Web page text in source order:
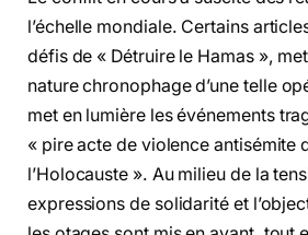
l’échelle mondiale. Certains
défis de « Détruire le Hamas »,
nature chronophage d’une telle
met en lumière les événements
« pire acte de violence antisémite
l’Holocauste ». Au milieu de la
expressions de solidarité et